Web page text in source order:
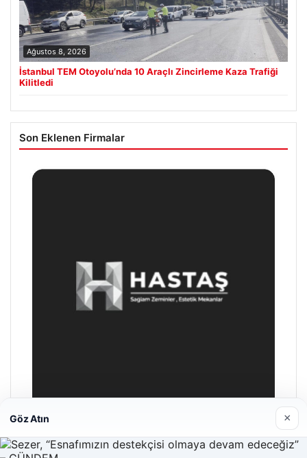
Ağustos 8, 2026
İstanbul TEM Otoyolu’nda 10 Araçlı Zincirleme Kaza Trafiği
Kilitledi
Son Eklenen Firmalar
Prenses Night Club
Nisan 29, 2026
Göz Atın ×